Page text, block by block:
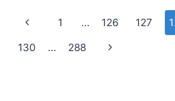
Paginanavigatie
Vorige
pagina
1 … 126 127
130 … 288
Volgende